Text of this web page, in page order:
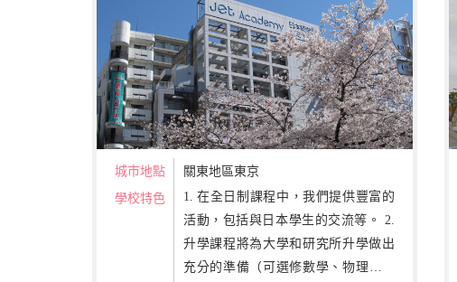
城市地點
關東地區東京
學校特色
1. 在全日制課程中，我們提供豐富的
活動，包括與日本學生的交流等。 2.
升學課程將為大學和研究所升學做出
充分的準備（可選修數學、物理、生